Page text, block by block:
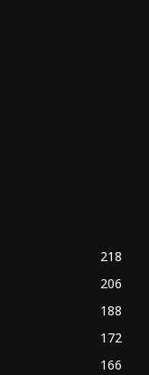
218
206
188
172
166